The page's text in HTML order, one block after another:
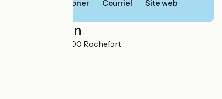
Téléphoner Courriel Site web
Localisation
rue Audebert 17300 Rochefort